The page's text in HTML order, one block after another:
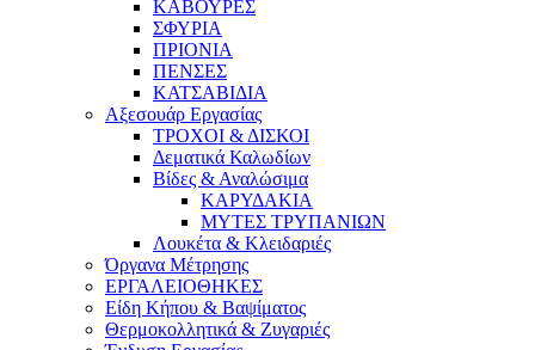
ΚΑΒΟΥΡΕΣ
ΣΦΥΡΙΑ
ΠΡΙΟΝΙΑ
ΠΕΝΣΕΣ
ΚΑΤΣΑΒΙΔΙΑ
Αξεσουάρ Εργασίας
ΤΡΟΧΟΙ & ΔΙΣΚΟΙ
Δεματικά Καλωδίων
Βίδες & Αναλώσιμα
ΚΑΡΥΔΑΚΙΑ
ΜΥΤΕΣ ΤΡΥΠΑΝΙΩΝ
Λουκέτα & Κλειδαριές
Όργανα Μέτρησης
ΕΡΓΑΛΕΙΟΘΗΚΕΣ
Είδη Κήπου & Βαψίματος
Θερμοκολλητικά & Ζυγαριές